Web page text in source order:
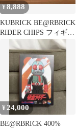
¥8,888
KUBRICK BE@RBRICK
RIDER CHIPS フィギュ
¥ 24,000
BE@RBRICK 400%